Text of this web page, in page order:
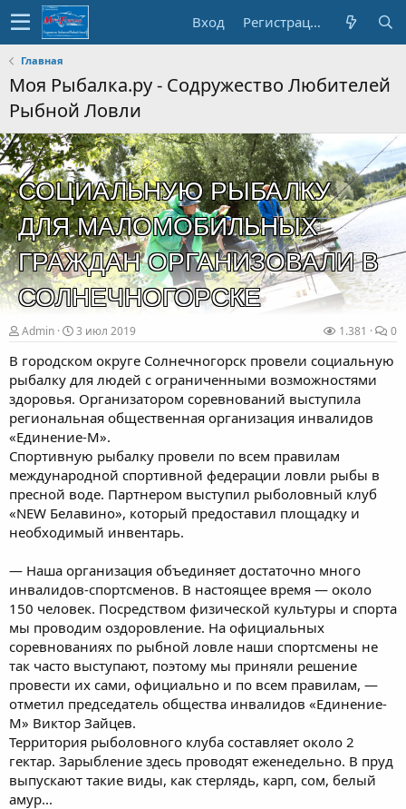
Вход Регистрация
Главная
Моя Рыбалка.ру - Содружество Любителей
Рыбной Ловли
СОЦИАЛЬНУЮ РЫБАЛКУ
ДЛЯ МАЛОМОБИЛЬНЫХ
ГРАЖДАН ОРГАНИЗОВАЛИ В
СОЛНЕЧНОГОРСКЕ
Admin 3 июл 2019 1.381 0
В городском округе Солнечногорск провели социальную
рыбалку для людей с ограниченными возможностями
здоровья. Организатором соревнований выступила
региональная общественная организация инвалидов
«Единение-М».
Спортивную рыбалку провели по всем правилам
международной спортивной федерации ловли рыбы в
пресной воде. Партнером выступил рыболовный клуб
«NEW Белавино», который предоставил площадку и
необходимый инвентарь.
— Наша организация объединяет достаточно много
инвалидов-спортсменов. В настоящее время — около
150 человек. Посредством физической культуры и спорта
мы проводим оздоровление. На официальных
соревнованиях по рыбной ловле наши спортсмены не
так часто выступают, поэтому мы приняли решение
провести их сами, официально и по всем правилам, —
отметил председатель общества инвалидов «Единение-
М» Виктор Зайцев.
Территория рыболовного клуба составляет около 2
гектар. Зарыбление здесь проводят еженедельно. В пруд
выпускают такие виды, как стерлядь, карп, сом, белый
амур...